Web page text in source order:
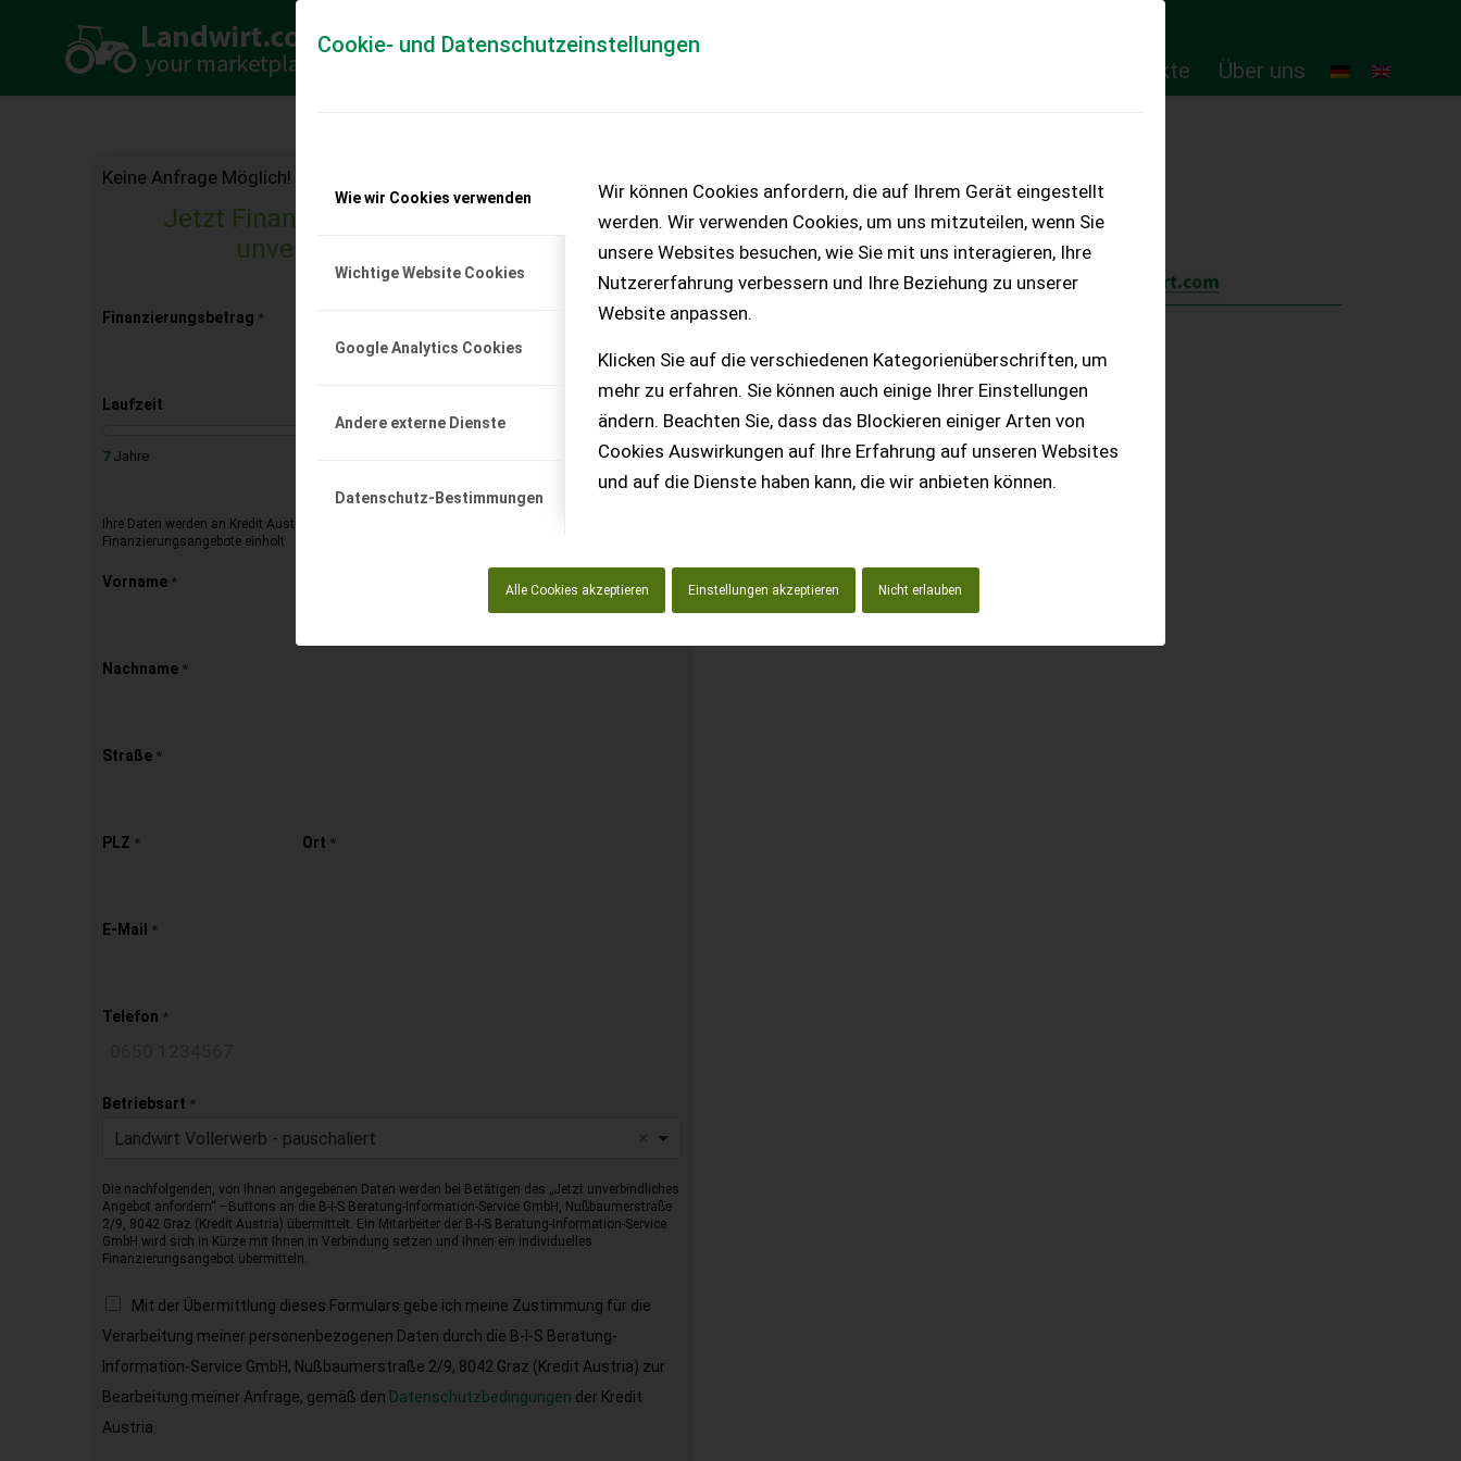
Cookie- und Datenschutzeinstellungen
Wie wir Cookies verwenden
Wichtige Website Cookies
Google Analytics Cookies
Andere externe Dienste
Datenschutz-Bestimmungen
Wir können Cookies anfordern, die auf Ihrem Gerät eingestellt
werden. Wir verwenden Cookies, um uns mitzuteilen, wenn Sie
unsere Websites besuchen, wie Sie mit uns interagieren, Ihre
Nutzererfahrung verbessern und Ihre Beziehung zu unserer
Website anpassen.
Klicken Sie auf die verschiedenen Kategorienüberschriften, um
mehr zu erfahren. Sie können auch einige Ihrer Einstellungen
ändern. Beachten Sie, dass das Blockieren einiger Arten von
Cookies Auswirkungen auf Ihre Erfahrung auf unseren Websites
und auf die Dienste haben kann, die wir anbieten können.
Alle Cookies akzeptieren Einstellungen akzeptieren Nicht erlauben
Online-Produkte Über uns
Keine Anfrage Möglich!
Jetzt Finanzierungsangebot anfordern
unverbindlich & kostenlos!
Finanzierungsbetrag *
Laufzeit
7Jahre
Ihre Daten werden an Kredit Austria übermittelt, die dann für Sie kostenlos unverbindliche
Finanzierungsangebote einholt
Vorname *
Nachname *
Straße *
PLZ * Ort *
E-Mail *
Telefon *
Betriebsart *
Landwirt Vollerwerb - pauschaliert
Die nachfolgenden, von Ihnen angegebenen Daten werden bei Betätigen des „Jetzt unverbindliches
Angebot anfordern“ –Buttons an die B-I-S Beratung-Information-Service GmbH, Nußbaumerstraße
2/9, 8042 Graz (Kredit Austria) übermittelt. Ein Mitarbeiter der B-I-S Beratung-Information-Service
GmbH wird sich in Kürze mit Ihnen in Verbindung setzen und Ihnen ein individuelles
Finanzierungsangebot übermitteln.
Mit der Übermittlung dieses Formulars gebe ich meine Zustimmung für die
Verarbeitung meiner personenbezogenen Daten durch die B-I-S Beratung-
Information-Service GmbH, Nußbaumerstraße 2/9, 8042 Graz (Kredit Austria) zur
Bearbeitung meiner Anfrage, gemäß den Datenschutzbedingungen der Kredit
Austria.